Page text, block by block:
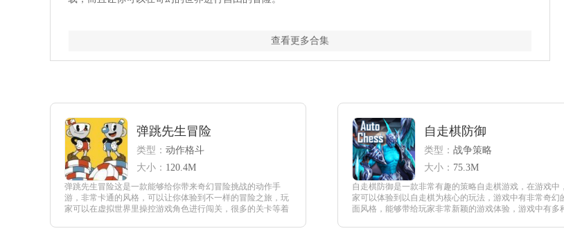
查看更多合集
弹跳先生冒险
类型： 动作格斗
大小： 120.4M
弹跳先生冒险这是一款能够给你带来奇幻冒险挑战的动作手
游，非常卡通的风格，可以让你体验到不一样的冒险之旅，玩
家可以在虚拟世界里操控游戏角色进行闯关，很多的关卡等着
自走棋防御
类型： 战争策略
大小： 75.3M
自走棋防御是一款非常有趣的策略自走棋游戏，在游戏中
家可以体验到以自走棋为核心的玩法，游戏中有非常奇幻
面风格，能够带给玩家非常新颖的游戏体验，游戏中有多